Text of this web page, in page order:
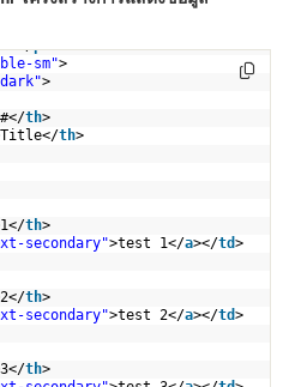
sm">
>
th>
th>
th>
secondary">test 1</a></td>
th>
secondary">test 2</a></td>
th>